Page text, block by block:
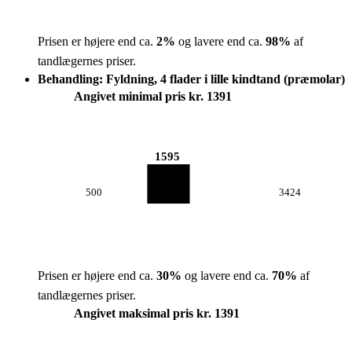
Prisen er højere end ca. 2% og lavere end ca. 98% af
tandlægernes priser.
Behandling: Fyldning, 4 flader i lille kindtand (præmolar)
Angivet minimal pris kr. 1391
500
1595
3424
Prisen er højere end ca. 30% og lavere end ca. 70% af
tandlægernes priser.
Angivet maksimal pris kr. 1391